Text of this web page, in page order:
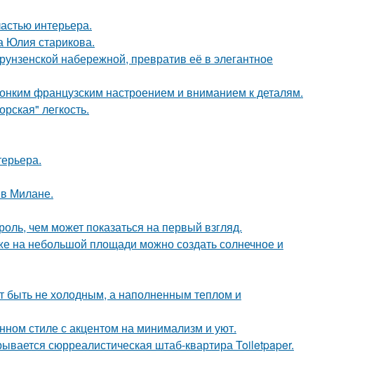
интерьера.
Юлия старикова.
набережной, превратив её в элегантное
французским настроением и вниманием к деталям.
легкость.
Милане.
чем может показаться на первый взгляд.
на небольшой площади можно создать солнечное и
быть не холодным, а наполненным теплом и
стиле с акцентом на минимализм и уют.
сюрреалистическая штаб-квартира Toiletpaper.